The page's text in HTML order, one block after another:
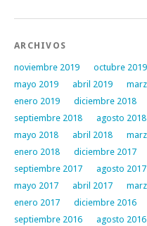
ARCHIVOS
noviembre 2019 octubre 2019
mayo 2019
abril 2019
enero 2019
diciembre 2018
septiembre 2018
agosto 2018
mayo 2018
abril 2018
enero 2018
diciembre 2017
septiembre 2017
agosto 2017
mayo 2017
abril 2017
enero 2017
diciembre 2016
septiembre 2016
agosto 2016